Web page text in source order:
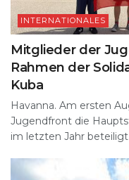
INTERNATIONALES
Mitglieder der
Rahmen der
Kuba
Havanna. Am ersten
Jugendfront die
im letzten Jahr beteiligt